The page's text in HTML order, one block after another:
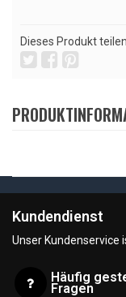
Dieses Produkt teilen
Kundendienst
Unser Kundenservice
Häufig
Fragen